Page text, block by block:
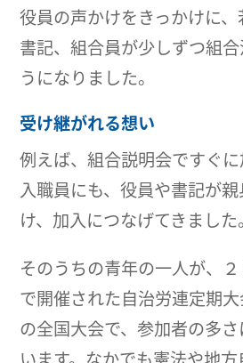
役員の声かけをきっかけに
書記、組合員が少しずつ組
うになりました。
受け継がれる想い
例えば、組合説明会ですぐ
入職員にも、役員や書記が
け、加入につなげてきました。
そのうちの青年の一人が、
で開催された自治労連定期
の全国大会で、参加者の多